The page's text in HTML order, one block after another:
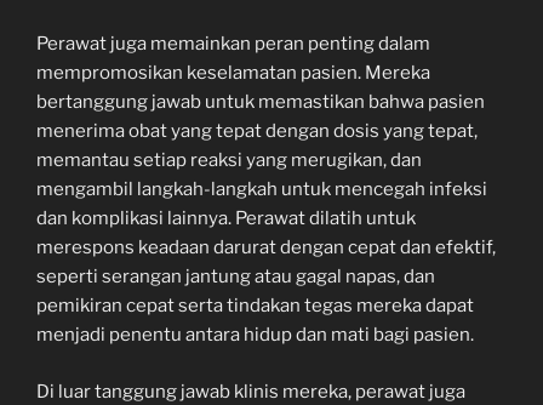
Perawat juga memainkan peran penting dalam
mempromosikan keselamatan pasien. Mereka
bertanggung jawab untuk memastikan bahwa pasien
menerima obat yang tepat dengan dosis yang tepat,
memantau setiap reaksi yang merugikan, dan
mengambil langkah-langkah untuk mencegah infeksi
dan komplikasi lainnya. Perawat dilatih untuk
merespons keadaan darurat dengan cepat dan efektif,
seperti serangan jantung atau gagal napas, dan
pemikiran cepat serta tindakan tegas mereka dapat
menjadi penentu antara hidup dan mati bagi pasien.
Di luar tanggung jawab klinis mereka, perawat juga